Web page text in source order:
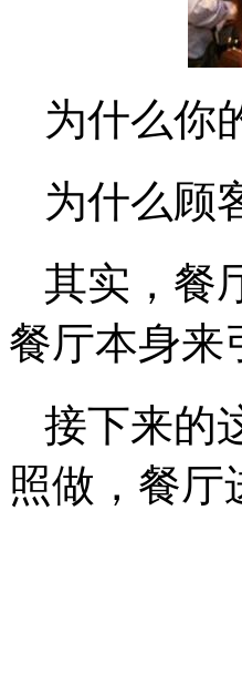
为什么你
为什么顾
其实，餐
餐厅本身来
接下来的
照做，餐厅